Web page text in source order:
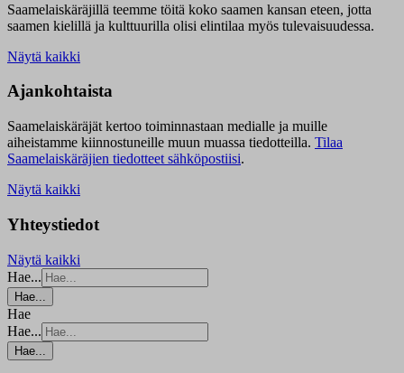
Saamelaiskäräjillä teemme töitä koko saamen kansan eteen, jotta
saamen kielillä ja kulttuurilla olisi elintilaa myös tulevaisuudessa.
Näytä kaikki
Ajankohtaista
Saamelaiskäräjät kertoo toiminnastaan medialle ja muille
aiheistamme kiinnostuneille muun muassa tiedotteilla. Tilaa
Saamelaiskäräjien tiedotteet sähköpostiisi.
Näytä kaikki
Yhteystiedot
Näytä kaikki
Hae...
Hae...
Hae
Hae...
Hae...